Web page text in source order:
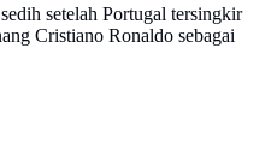
setelah Portugal tersingkir
Cristiano Ronaldo sebagai